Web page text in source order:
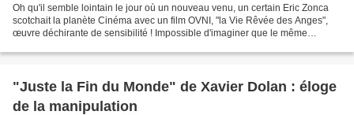
Oh qu'il semble lointain le jour où un nouveau venu, un certain Eric Zonca
scotchait la planète Cinéma avec un film OVNI, "la Vie Rêvée des Anges",
œuvre déchirante de sensibilité ! Impossible d'imaginer que le même
"Juste la Fin du Monde" de Xavier Dolan : éloge
de la manipulation